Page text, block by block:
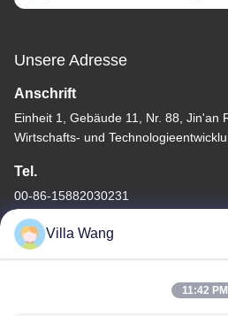
Unsere Adresse
Anschrift
Einheit 1, Gebäude 11, Nr. 88, Jin'an
Wirtschafts- und
Tel.
00-86-15882030231
Privacy policy|
Villa Wang
11:42 PM